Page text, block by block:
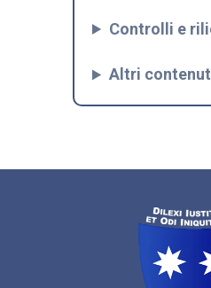
Controlli e
Altri